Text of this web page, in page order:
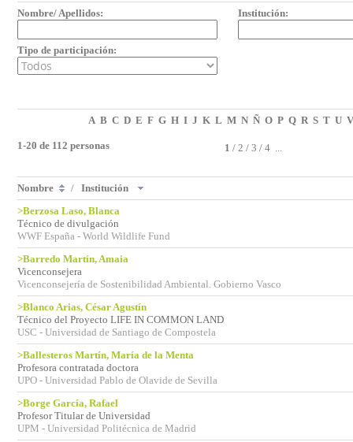
Nombre/ Apellidos: Institución:
Tipo de participación:
A B C D E F G H I J K L M N Ñ O P Q R S T U V
1-20 de 112 personas 1 / 2 / 3 / 4 ...
Nombre / Institución
>Berzosa Laso, Blanca
Técnico de divulgación
WWF España - World Wildlife Fund
>Barredo Martín, Amaia
Vicenconsejera
Vicenconsejería de Sostenibilidad Ambiental. Gobierno Vasco
>Blanco Arias, César Agustín
Técnico del Proyecto LIFE IN COMMON LAND
USC - Universidad de Santiago de Compostela
>Ballesteros Martín, María de la Menta
Profesora contratada doctora
UPO - Universidad Pablo de Olavide de Sevilla
>Borge García, Rafael
Profesor Titular de Universidad
UPM - Universidad Politécnica de Madrid